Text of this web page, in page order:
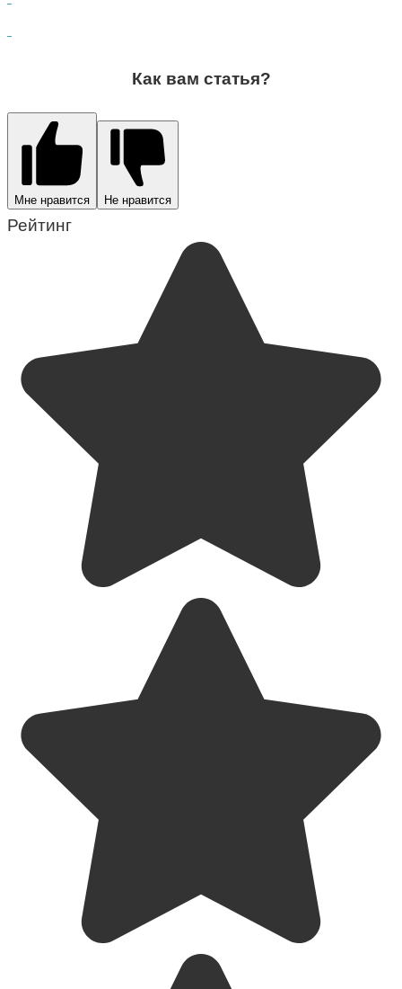
Как вам статья?
Мне нравится Не нравится
Рейтинг